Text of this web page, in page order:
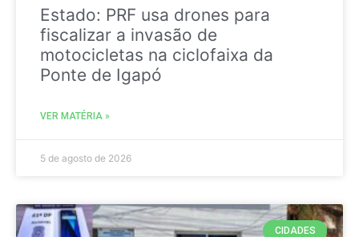
Estado: PRF usa drones para
fiscalizar a invasão de
motocicletas na ciclofaixa da
Ponte de Igapó
VER MATÉRIA »
5 de agosto de 2026
CIDADES